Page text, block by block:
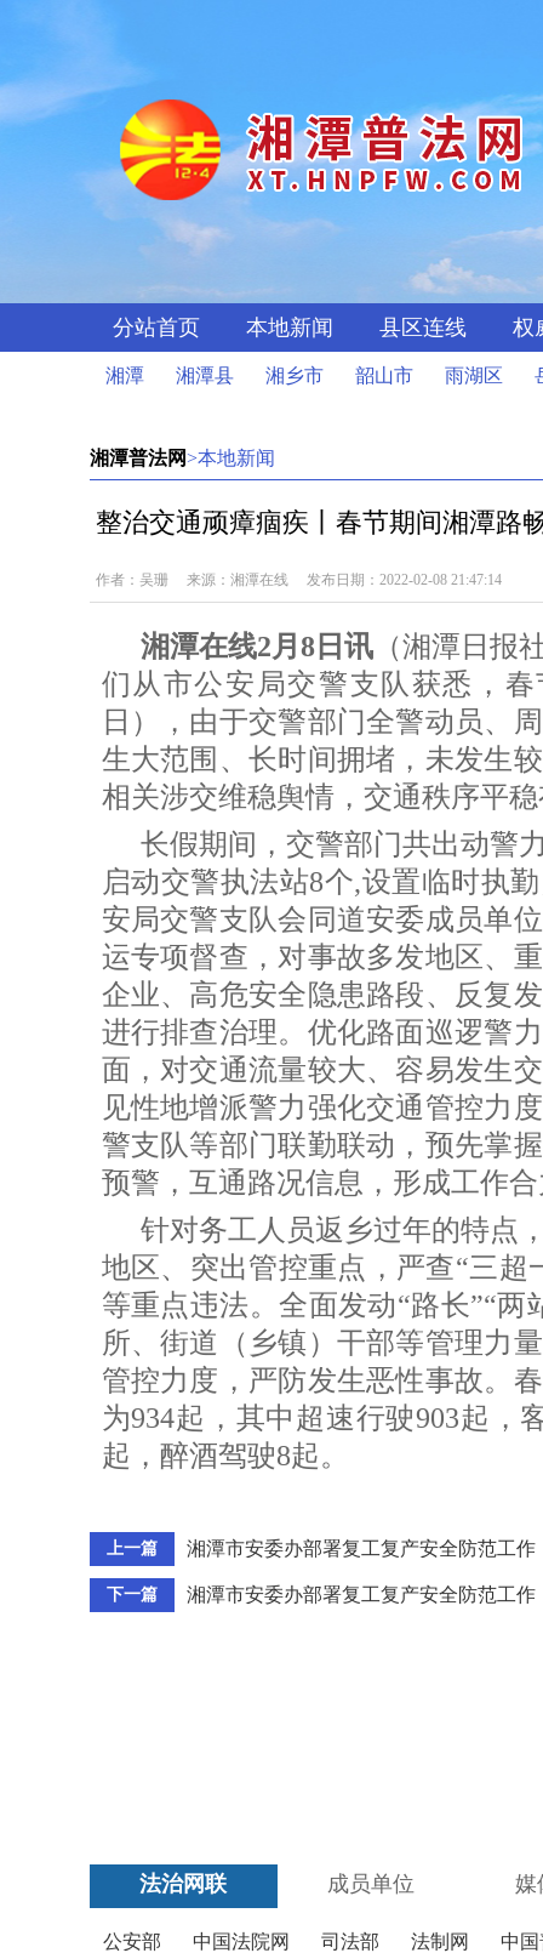
分站首页 本地新闻 县区连线 权
湘潭 湘潭县 湘乡市 韶山市 雨湖区
湘潭普法网>本地新闻
整治交通顽瘴痼疾丨春节期间湘潭路
作者：吴珊 来源：湘潭在线 发布日期：2022-02-08 21:47:14
湘潭在线2月8日讯（湘潭日报
们从市公安局交警支队获悉，
日），由于交警部门全警动员、
生大范围、长时间拥堵，未发生
相关涉交维稳舆情，交通秩序平
长假期间，交警部门共出动警
启动交警执法站8个,设置临时执
安局交警支队会同道安委成员单
运专项督查，对事故多发地区、
企业、高危安全隐患路段、反复
进行排查治理。优化路面巡逻警
面，对交通流量较大、容易发生
见性地增派警力强化交通管控力
警支队等部门联勤联动，预先掌
预警，互通路况信息，形成工作
针对务工人员返乡过年的特点
地区、突出管控重点，严查“三
等重点违法。全面发动“路长”“
所、街道（乡镇）干部等管理力
管控力度，严防发生恶性事故。
为934起，其中超速行驶903起，
起，醉酒驾驶8起。
上一篇 湘潭市安委办部署复工复产安全防范工作
下一篇 湘潭市安委办部署复工复产安全防范工作
法治网联 成员单位 媒
公安部 中国法院网 司法部 法制网 中